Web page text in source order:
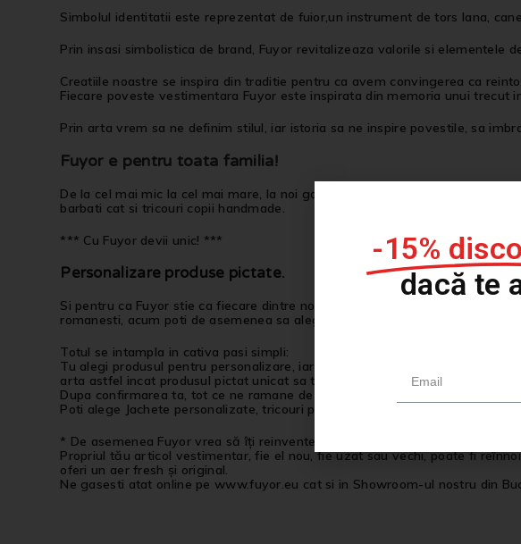
Simbolul identitatii este reprezentat de fuior,un instrument de tors lana,
Prin insasi simbolistica de brand, Fuyor revitalizeaza valorile si elementele
Creatiile noastre se inspira din traditie pentru ca avem convingerea ca
Fiecare poveste vestimentara Fuyor este inspirata din memoria unui
Prin arta vrem sa ne definim stilul, iar istoria sa ne inspire povestile, sa
Fuyor e pentru toata familia!
De la cel mai mic la cel mai mare, la noi gasesti tricouri personalizate,
barbati cat si tricouri copii handmade.
*** Cu Fuyor devii unic! ***
Personalizare produse pictate.
Si pentru ca Fuyor stie ca fiecare dintre noi este Unic si stilul este arta
romanesti, acum poti de asemenea sa alegi produsul care te reprezintă,
Totul se intampla in cativa pasi simpli:
Tu alegi produsul pentru personalizare, iar noi il vom transforma intr-un
arta astfel incat produsul pictat unicat sa te reprezinte. In cel mai scurt
Dupa confirmarea ta, tot ce ne ramane de facut e ca produsul tau sa
Poti alege Jachete personalizate, tricouri personalizate, sapca
* De asemenea Fuyor vrea să îți reinventeze garderoba!
Propriul tău articol vestimentar, fie el nou, fie uzat sau vechi, poate fi
oferi un aer fresh și original.
Ne gasesti atat online pe www.fuyor.eu cat si in Showroom-ul nostru din
-15%
dacă te